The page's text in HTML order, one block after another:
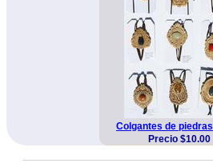
Colgantes de piedras
Precio $10.00